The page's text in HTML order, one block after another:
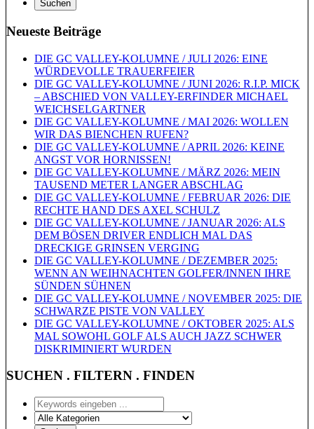
Neueste Beiträge
DIE GC VALLEY-KOLUMNE / JULI 2026: EINE
WÜRDEVOLLE TRAUERFEIER
DIE GC VALLEY-KOLUMNE / JUNI 2026: R.I.P. MICK
– ABSCHIED VON VALLEY-ERFINDER MICHAEL
WEICHSELGARTNER
DIE GC VALLEY-KOLUMNE / MAI 2026: WOLLEN
WIR DAS BIENCHEN RUFEN?
DIE GC VALLEY-KOLUMNE / APRIL 2026: KEINE
ANGST VOR HORNISSEN!
DIE GC VALLEY-KOLUMNE / MÄRZ 2026: MEIN
TAUSEND METER LANGER ABSCHLAG
DIE GC VALLEY-KOLUMNE / FEBRUAR 2026: DIE
RECHTE HAND DES AXEL SCHULZ
DIE GC VALLEY-KOLUMNE / JANUAR 2026: ALS
DEM BÖSEN DRIVER ENDLICH MAL DAS
DRECKIGE GRINSEN VERGING
DIE GC VALLEY-KOLUMNE / DEZEMBER 2025:
WENN AN WEIHNACHTEN GOLFER/INNEN IHRE
SÜNDEN SÜHNEN
DIE GC VALLEY-KOLUMNE / NOVEMBER 2025: DIE
SCHWARZE PISTE VON VALLEY
DIE GC VALLEY-KOLUMNE / OKTOBER 2025: ALS
MAL SOWOHL GOLF ALS AUCH JAZZ SCHWER
DISKRIMINIERT WURDEN
SUCHEN . FILTERN . FINDEN